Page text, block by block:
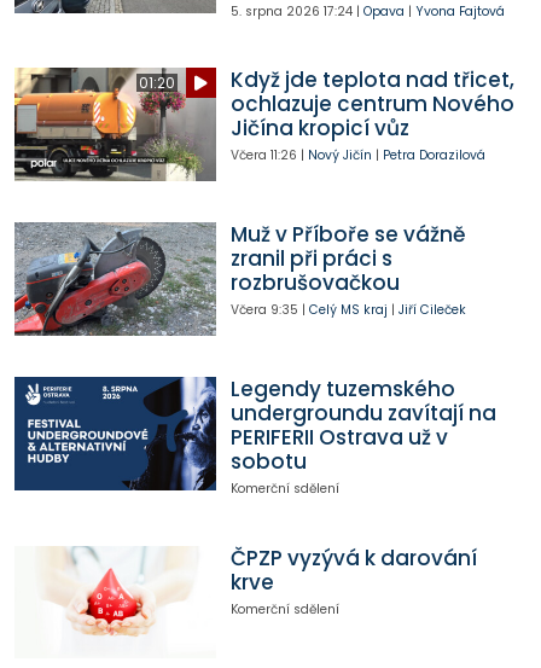
5. srpna 2026 17:24| Opava | Yvona Fajtová
01:20
Když jde teplota nad třicet,
ochlazuje centrum Nového
Jičína kropicí vůz
Včera 11:26 | Nový Jičín | Petra Dorazilová
Muž v Příboře se vážně
zranil při práci s
rozbrušovačkou
Včera 9:35 | Celý MS kraj | Jiří Cileček
Legendy tuzemského
undergroundu zavítají na
PERIFERII Ostrava už v
sobotu
Komerční sdělení
ČPZP vyzývá k darování
krve
Komerční sdělení